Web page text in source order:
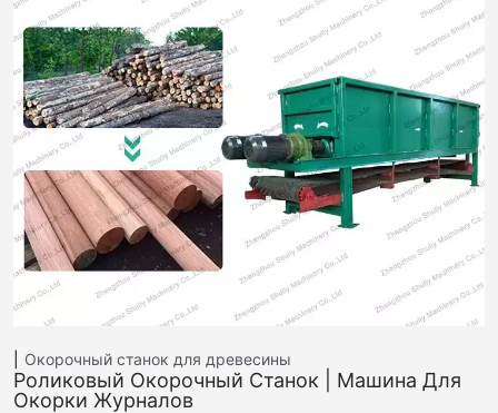
Окорочный станок для древесины
Роликовый Окорочный Станок | Машина Для
Окорки Журналов